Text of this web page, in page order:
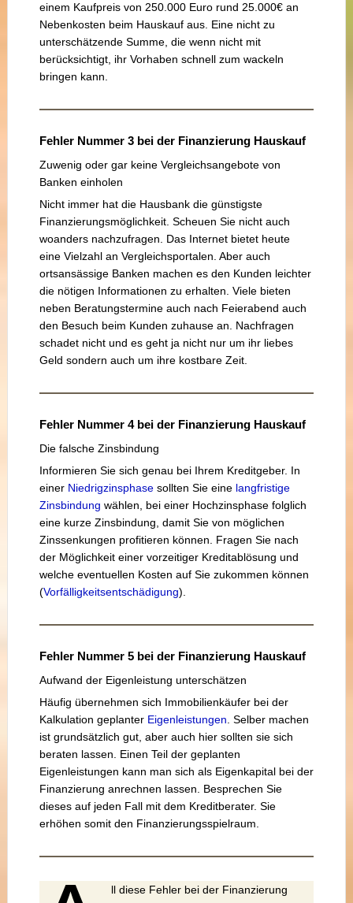
einem Kaufpreis von 250.000 Euro rund 25.000€ an
Nebenkosten beim Hauskauf aus. Eine nicht zu
unterschätzende Summe, die wenn nicht mit
berücksichtigt, ihr Vorhaben schnell zum wackeln
bringen kann.
Fehler Nummer 3 bei der Finanzierung Hauskauf
Zuwenig oder gar keine Vergleichsangebote von
Banken einholen
Nicht immer hat die Hausbank die günstigste
Finanzierungsmöglichkeit. Scheuen Sie nicht auch
woanders nachzufragen. Das Internet bietet heute
eine Vielzahl an Vergleichsportalen. Aber auch
ortsansässige Banken machen es den Kunden leichter
die nötigen Informationen zu erhalten. Viele bieten
neben Beratungstermine auch nach Feierabend auch
den Besuch beim Kunden zuhause an. Nachfragen
schadet nicht und es geht ja nicht nur um ihr liebes
Geld sondern auch um ihre kostbare Zeit.
Fehler Nummer 4 bei der Finanzierung Hauskauf
Die falsche Zinsbindung
Informieren Sie sich genau bei Ihrem Kreditgeber. In
einer Niedrigzinsphasesollten Sie eine langfristige
Zinsbindung wählen, bei einer Hochzinsphase folglich
eine kurze Zinsbindung, damit Sie von möglichen
Zinssenkungen profitieren können. Fragen Sie nach
der Möglichkeit einer vorzeitiger Kreditablösung und
welche eventuellen Kosten auf Sie zukommen können
(Vorfälligkeitsentschädigung).
Fehler Nummer 5 bei der Finanzierung Hauskauf
Aufwand der Eigenleistung unterschätzen
Häufig übernehmen sich Immobilienkäufer bei der
Kalkulation geplanter Eigenleistungen . Selber machen
ist grundsätzlich gut, aber auch hier sollten sie sich
beraten lassen. Einen Teil der geplanten
Eigenleistungen kann man sich als Eigenkapital bei der
Finanzierung anrechnen lassen. Besprechen Sie
dieses auf jeden Fall mit dem Kreditberater. Sie
erhöhen somit den Finanzierungsspielraum.
ll diese Fehler bei der Finanzierung